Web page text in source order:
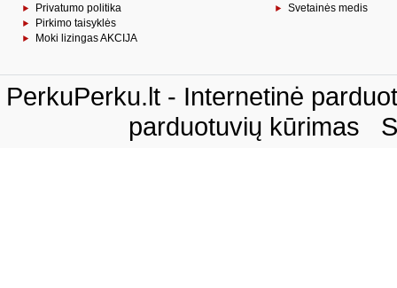
Privatumo politika
Pirkimo taisyklės
Moki lizingas AKCIJA
Svetainės medis
PerkuPerku.lt - Internetinė
parduotuvių kūrimas